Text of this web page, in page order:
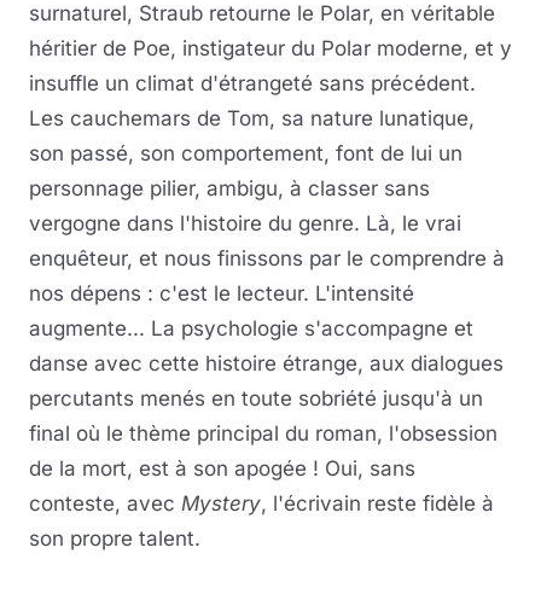
surnaturel, Straub retourne le Polar, en véritable
héritier de Poe, instigateur du Polar moderne, et y
insuffle un climat d'étrangeté sans précédent.
Les cauchemars de Tom, sa nature lunatique,
son passé, son comportement, font de lui un
personnage pilier, ambigu, à classer sans
vergogne dans l'histoire du genre. Là, le vrai
enquêteur, et nous finissons par le comprendre à
nos dépens : c'est le lecteur. L'intensité
augmente... La psychologie s'accompagne et
danse avec cette histoire étrange, aux dialogues
percutants menés en toute sobriété jusqu'à un
final où le thème principal du roman, l'obsession
de la mort, est à son apogée ! Oui, sans
conteste, avec Mystery, l'écrivain reste fidèle à
son propre talent.